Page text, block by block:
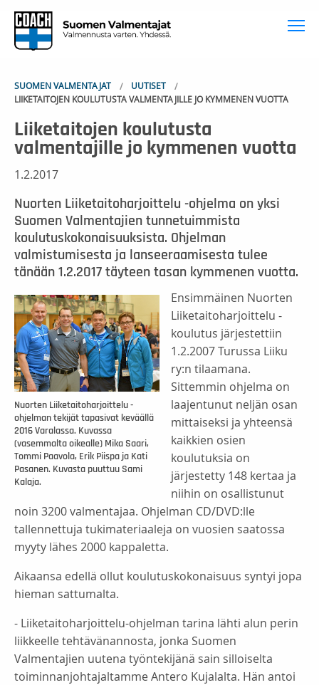
SUOMEN VALMENTAJAT
UUTISET
LIIKETAITOJEN KOULUTUSTA VALMENTAJILLE JO KYMMENEN VUOTTA
Liiketaitojen koulutusta
valmentajille jo kymmenen vuotta
1.2.2017
Nuorten Liiketaitoharjoittelu -ohjelma on yksi
Suomen Valmentajien tunnetuimmista
koulutuskokonaisuuksista. Ohjelman
valmistumisesta ja lanseeraamisesta tulee
tänään 1.2.2017 täyteen tasan kymmenen vuotta.
Nuorten Liiketaitoharjoittelu -
ohjelman tekijät tapasivat keväällä
2016 Varalassa. Kuvassa
(vasemmalta oikealle) Mika Saari,
Tommi Paavola, Erik Piispa ja Kati
Pasanen. Kuvasta puuttuu Sami
Kalaja.
Ensimmäinen Nuorten
Liiketaitoharjoittelu -
koulutus järjestettiin
1.2.2007 Turussa Liiku
ry:n tilaamana.
Sittemmin ohjelma on
laajentunut neljän osan
mittaiseksi ja yhteensä
kaikkien osien
koulutuksia on
järjestetty 148 kertaa ja
niihin on osallistunut
noin 3200 valmentajaa. Ohjelman CD/DVD:lle
tallennettuja tukimateriaaleja on vuosien saatossa
myyty lähes 2000 kappaletta.
Aikaansa edellä ollut koulutuskokonaisuus syntyi jopa
hieman sattumalta.
- Liiketaitoharjoittelu-ohjelman tarina lähti alun perin
liikkeelle tehtävänannosta, jonka Suomen
Valmentajien uutena työntekijänä sain silloiselta
toiminnanjohtajaltamme Antero Kujalalta. Hän antoi